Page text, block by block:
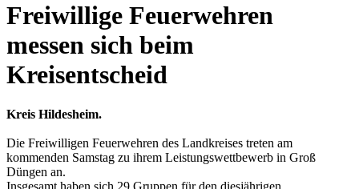
Freiwillige Feuerwehren
messen sich beim
Kreisentscheid
Kreis Hildesheim.
Die Freiwilligen Feuerwehren des Landkreises treten am
kommenden Samstag zu ihrem Leistungswettbewerb in Groß
Düngen an.
Insgesamt haben sich 29 Gruppen für den diesjährigen